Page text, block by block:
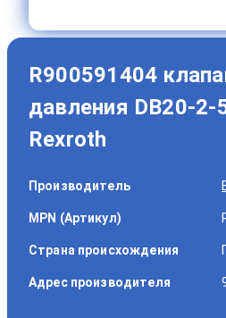
R900591404
давления DB20-2-
Rexroth
Производитель
MPN (Артикул)
Страна происхождения
Адрес производителя